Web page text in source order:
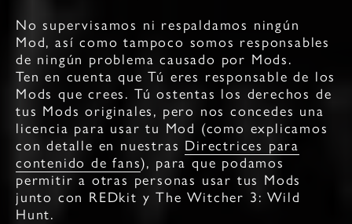
No supervisamos ni respaldamos ningún
Mod, así como tampoco somos responsables
de ningún problema causado por Mods.
Ten en cuenta que Tú eres responsable de los
Mods que crees. Tú ostentas los derechos de
tus Mods originales, pero nos concedes una
licencia para usar tu Mod (como explicamos
con detalle en nuestras Directrices para
contenido de fans), para que podamos
permitir a otras personas usar tus Mods
junto con REDkit y The Witcher 3: Wild
Hunt.